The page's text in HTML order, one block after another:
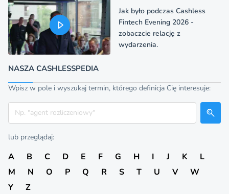
Jak było podczas Cashless
Fintech Evening 2026 -
zobaczcie relację z
wydarzenia.
NASZA CASHLESSPEDIA
Wpisz w pole i wyszukaj termin, którego definicja Cię interesuje:
Szukaj
lub przeglądaj:
A B C D E F G H I J K
L
M
N O P Q R S T U V
W
Y
Z